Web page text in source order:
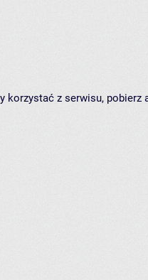
korzystać z serwisu, pobierz